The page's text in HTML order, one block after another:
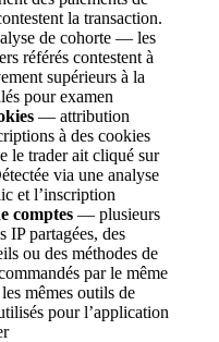
la transaction.
de cohorte — les
référés contestent à
supérieurs à la
pour examen
— attribution
à des cookies
le trader ait cliqué sur
via une analyse
et l’inscription
comptes— plusieurs
IP partagées, des
ou des méthodes de
par le même
mêmes outils de
pour l’application